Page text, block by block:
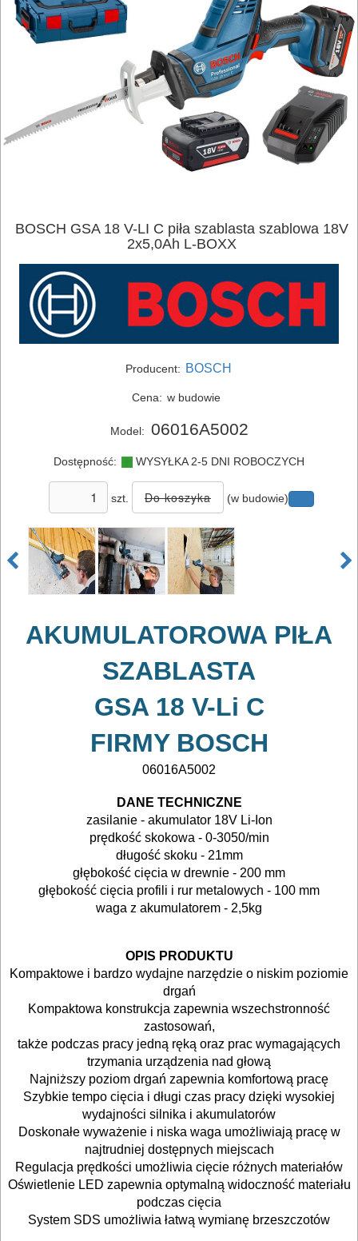
ELEKTRONARZĘDZIA
SIECIOWE
ELEKTRONARZĘDZIA
AKUMULATOROWE
OSPRZĘT
AKCESORIA
MAGAZYNOWANIE
TRANSPORTOWANIE
POMIAROWE
NARZĘDZIA
BUDOWLANE
ELEKTRY..
GLAZURNICZE
AKCESORIA
MASZYNKI
BUDOWLANE
MASZYNY
NARZĘDZIA
BRUKARSKIE
OBRÓBKA
BOSCH GSA 18 V-LI C piła szablasta szablowa 18V
2x5,0Ah L-BOXX
Producent: BOSCH
Cena: w budowie
Model: 06016A5002
Dostępność: WYSYŁKA 2-5 DNI ROBOCZYCH
szt. (w budowie)
AKUMULATOROWA PIŁA
SZABLASTA
GSA 18 V-Li C
FIRMY BOSCH
06016A5002
DANE TECHNICZNE
zasilanie - akumulator 18V Li-Ion
prędkość skokowa - 0-3050/min
długość skoku - 21mm
głębokość cięcia w drewnie - 200 mm
głębokość cięcia profili i rur metalowych - 100 mm
waga z akumulatorem - 2,5kg
OPIS PRODUKTU
Kompaktowe i bardzo wydajne narzędzie o niskim poziomie
drgań
Kompaktowa konstrukcja zapewnia wszechstronność
zastosowań,
także podczas pracy jedną ręką oraz prac wymagających
trzymania urządzenia nad głową
Najniższy poziom drgań zapewnia komfortową pracę
Szybkie tempo cięcia i długi czas pracy dzięki wysokiej
wydajności silnika i akumulatorów
Doskonałe wyważenie i niska waga umożliwiają pracę w
najtrudniej dostępnych miejscach
Regulacja prędkości umożliwia cięcie różnych materiałów
Oświetlenie LED zapewnia optymalną widoczność materiału
podczas cięcia
System SDS umożliwia łatwą wymianę brzeszczotów